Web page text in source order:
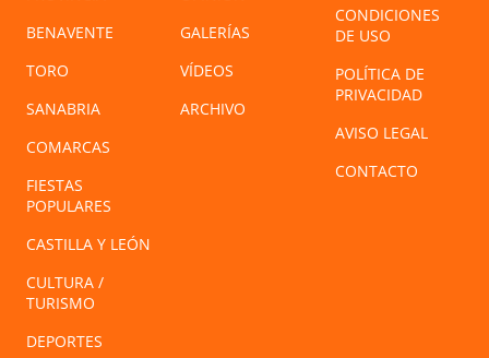
BENAVENTE
TORO
SANABRIA
COMARCAS
FIESTAS
POPULARES
CASTILLA Y LEÓN
CULTURA /
TURISMO
DEPORTES
GALERÍAS
VÍDEOS
ARCHIVO
CONDICIONES
DE USO
POLÍTICA DE
PRIVACIDAD
AVISO LEGAL
CONTACTO